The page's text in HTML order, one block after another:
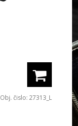
Obj. čislo: 27313_L